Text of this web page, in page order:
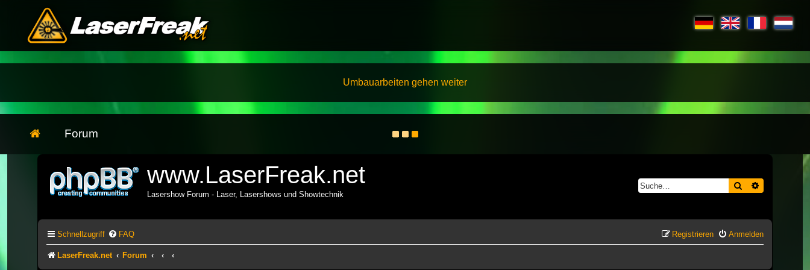
Umbauarbeiten gehen weiter
Forum
www.LaserFreak.net
Lasershow Forum - Laser, Lasershows und Showtechnik
Suche
Schnellzugriff FAQ Anmelden
Registrieren
LaserFreak.net Forum